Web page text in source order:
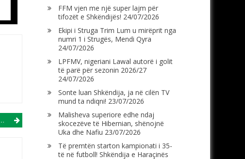
FFM vjen me një super lajm për
tifozët e Shkëndijës! 24/07/2026
Ekipi i Struga Trim Lum u mirëprit nga
numri 1 i Strugës, Mendi Qyra
24/07/2026
LPFMV, nigeriani Lawal autorë i golit
të parë për sezonin 2026/27
24/07/2026
Sonte luan Shkëndija, ja në cilën TV
mund ta ndiqni! 23/07/2026
Malisheva superiore edhe ndaj
skocezëve të Hibernian, shënojnë
Uka dhe Nafiu 23/07/2026
Të premtën starton kampionati i 35-
të në futboll! Shkëndija e Haraçinës